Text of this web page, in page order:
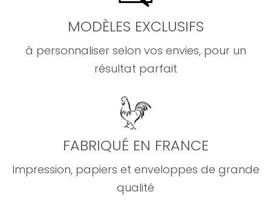
MODÈLES EXCLUSIFS
à personnaliser selon vos envies, pour un
résultat parfait
FABRIQUÉ EN FRANCE
Impression, papiers et enveloppes de grande
qualité